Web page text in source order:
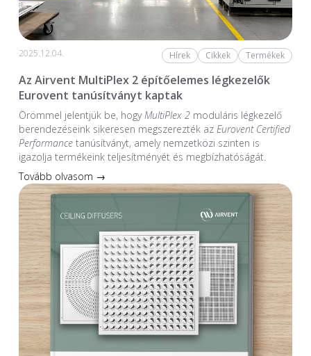
2025.12.04. Hírek Cikkek Termékek
Az Airvent MultiPlex 2 építőelemes légkezelők
Eurovent tanúsítványt kaptak
Örömmel jelentjük be, hogyMultiPlex 2moduláris légkezelő
berendezéseink sikeresen megszerezték az Eurovent Certified
Performancetanúsítványt, amely nemzetközi szinten is
igazolja termékeink teljesítményét és megbízhatóságát.
Tovább olvasom →